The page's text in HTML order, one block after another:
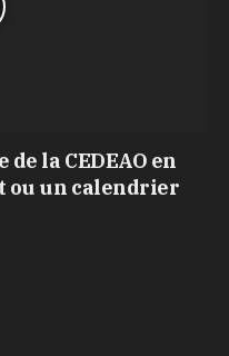
de la CEDEAO en
ou un calendrier